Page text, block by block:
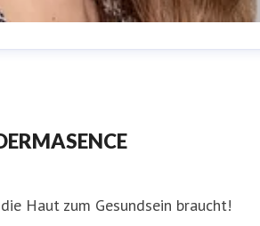
Haut zum Gesundsein braucht!